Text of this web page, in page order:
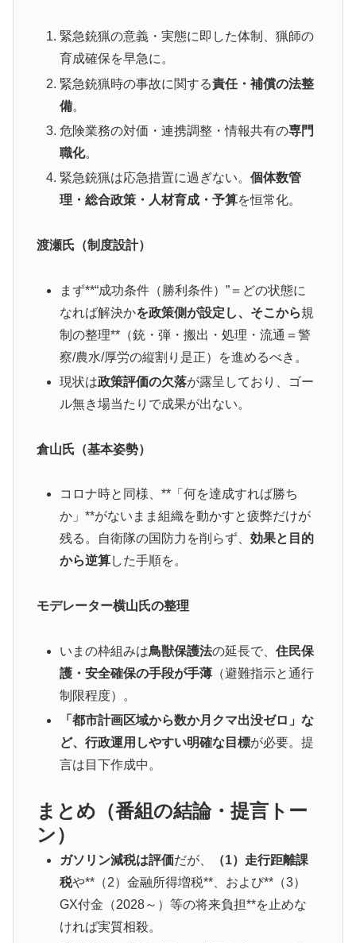
緊急銃猟の意義・実態に即した体制、猟師の
育成確保を早急に。
緊急銃猟時の事故に関する責任・補償の法整
備。
危険業務の対価・連携調整・情報共有の専門
職化。
緊急銃猟は応急措置に過ぎない。 個体数管
理・総合政策・人材育成・予算を恒常化。
渡瀬氏（制度設計）
まず**“成功条件（勝利条件）”＝どの状態に
なれば解決かを政策側が設定し、そこから規
制の整理**（銃・弾・搬出・処理・流通＝警
察/農水/厚労の縦割り是正）を進めるべき。
現状は政策評価の欠落が露呈しており、ゴー
ル無き場当たりで成果が出ない。
倉山氏（基本姿勢）
コロナ時と同様、**「何を達成すれば勝ち
か」**がないまま組織を動かすと疲弊だけが
残る。自衛隊の国防力を削らず、 効果と目的
から逆算した手順を。
モデレーター横山氏の整理
いまの枠組みは鳥獣保護法の延長で、 住民保
護・安全確保の手段が手薄（避難指示と通行
制限程度）。
「都市計画区域から数か月クマ出没ゼロ」な
ど、行政運用しやすい明確な目標が必要。提
言は目下作成中。
まとめ（番組の結論・提言トー
ン）
ガソリン減税は評価だが、
（1）走行距離課
税や**（2）金融所得増税**、および**（3）
GX付金（2028～）等の将来負担**を止めな
ければ実質相殺。